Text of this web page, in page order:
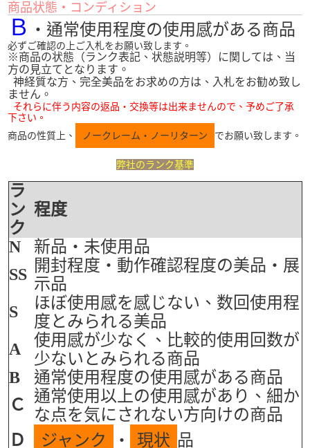
商品状態・コンディション
Ｂ ・ 通常使用程度の使用感がある商品
必ずご確認の上ご入札をお願い致します。
※商品の状態（ランク表記、状態説明等）に関しては、当
方の見立てとなります。
神経質な方、完全美品をお求めの方は、入札をお勧め致し
ません。
それらに伴う内容の返品・交換等は出来ませんので、予めご了承
下さい。
商品の性質上、
ノークレーム・ノーリターン でお願い致します。
弊社のランク基準
ラ
ン
ク
程度
N
新品・未使用品
SS 開封程度・動作確認程度の美品・展
示品
S
ほぼ使用感を感じない、数回使用程
度とみられる美品
A
使用感が少なく、比較的使用回数が
少ないとみられる商品
B
通常使用程度の使用感がある商品
Ｃ
通常使用以上の使用感があり、細か
な点を気にされない方向けの商品
Ｄ
ジャンク ・ 現状 品